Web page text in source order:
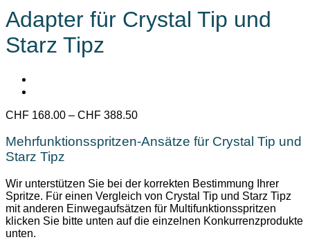
Adapter für Crystal Tip und
Starz Tipz
CHF 168.00 – CHF 388.50Preisspanne:
bis
Mehrfunktionsspritzen-Ansätze für Crystal Tip und
Starz Tipz
Wir unterstützen Sie bei der korrekten Bestimmung Ihrer
Spritze. Für einen Vergleich von Crystal Tip und Starz Tipz
mit anderen Einwegaufsätzen für Multifunktionsspritzen
klicken Sie bitte unten auf die einzelnen Konkurrenzprodukte
unten.